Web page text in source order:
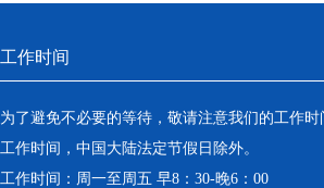
工作时间
为了避免不必要的等待，敬请注意我们的工作
工作时间，中国大陆法定节假日除外。
工作时间：周一至周五 早8：30-晚6：00